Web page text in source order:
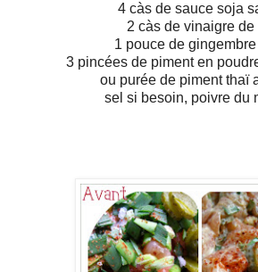
4 càs de sauce soja
2 càs de vinaigre de
1 pouce de
3 pincées de piment en
ou purée de piment thaï
sel si besoin, poivre du